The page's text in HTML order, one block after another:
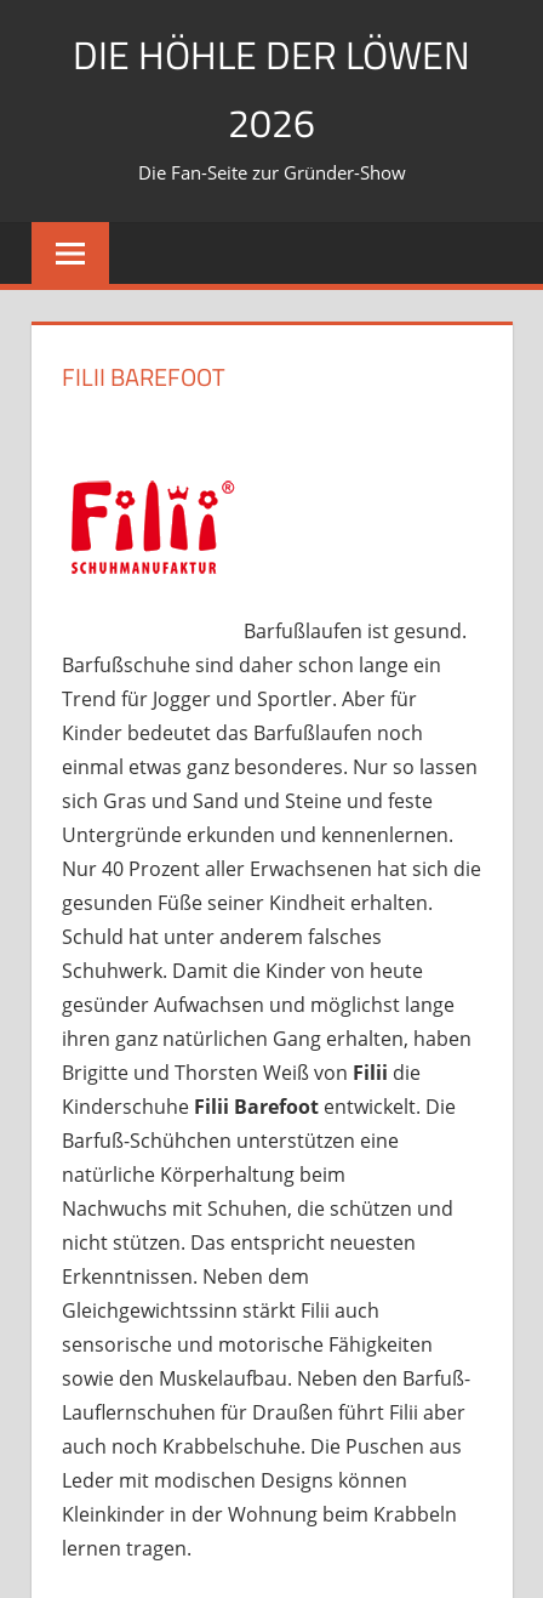
DIE HÖHLE DER LÖWEN
2026
Die Fan-Seite zur Gründer-Show
FILII BAREFOOT
Barfußlaufen ist gesund.
Barfußschuhe sind daher schon lange ein
Trend für Jogger und Sportler. Aber für
Kinder bedeutet das Barfußlaufen noch
einmal etwas ganz besonderes. Nur so lassen
sich Gras und Sand und Steine und feste
Untergründe erkunden und kennenlernen.
Nur 40 Prozent aller Erwachsenen hat sich die
gesunden Füße seiner Kindheit erhalten.
Schuld hat unter anderem falsches
Schuhwerk. Damit die Kinder von heute
gesünder Aufwachsen und möglichst lange
ihren ganz natürlichen Gang erhalten, haben
Brigitte und Thorsten Weiß von Filii die
Kinderschuhe Filii Barefoot entwickelt. Die
Barfuß-Schühchen unterstützen eine
natürliche Körperhaltung beim
Nachwuchs mit Schuhen, die schützen und
nicht stützen. Das entspricht neuesten
Erkenntnissen. Neben dem
Gleichgewichtssinn stärkt Filii auch
sensorische und motorische Fähigkeiten
sowie den Muskelaufbau. Neben den Barfuß-
Lauflernschuhen für Draußen führt Filii aber
auch noch Krabbelschuhe. Die Puschen aus
Leder mit modischen Designs können
Kleinkinder in der Wohnung beim Krabbeln
lernen tragen.